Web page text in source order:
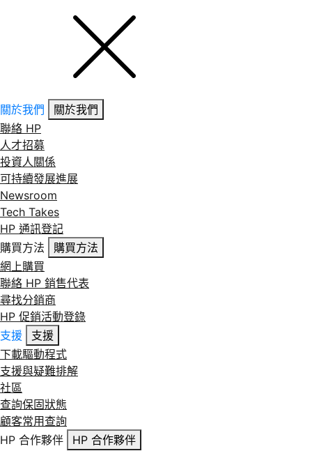
關於我們
關於我們
聯絡 HP
人才招募
投資人關係
可持續發展進展
Newsroom
Tech Takes
HP 通訊登記
購買方法
購買方法
網上購買
聯絡 HP 銷售代表
尋找分銷商
HP 促銷活動登錄
支援
支援
下載驅動程式
支援與疑難排解
社區
查詢保固狀態
顧客常用查詢
HP 合作夥伴
HP 合作夥伴